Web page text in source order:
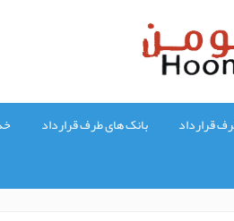
قرارداد بانک های طرف قرارداد